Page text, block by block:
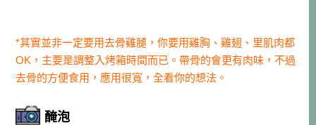
*其實並非一定要用去骨雞腿，你要用雞胸、雞翅、里肌肉都
OK，主要是調整入烤箱時間而已。帶骨的會更有肉味，不過
去骨的方便食用，應用很寬，全看你的想法。
醃泡